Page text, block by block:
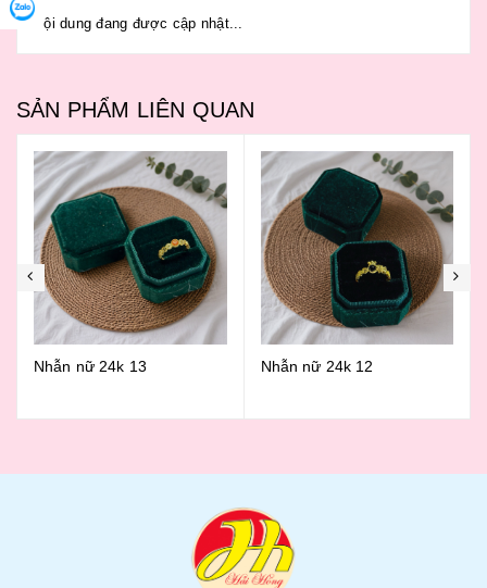
Nội dung đang được cập nhật...
SẢN PHẨM LIÊN QUAN
Nhẫn nữ 24k 12 Nhẫn n ữ 24k 12